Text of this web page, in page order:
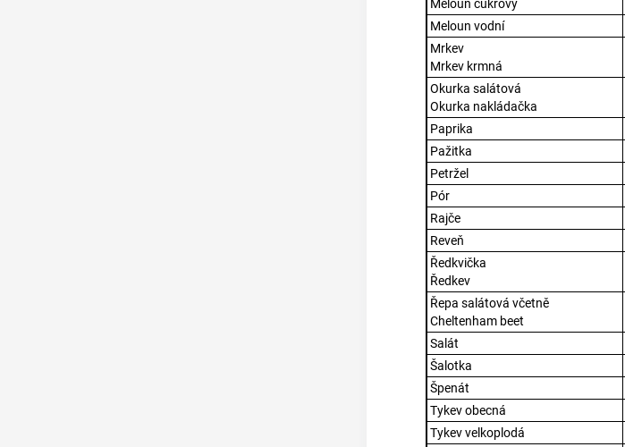
Meloun cukrový
Meloun vodní
Mrkev
Mrkev krmná
Okurka salátová
Okurka nakládačka
Paprika
Pažitka
Petržel
Pór
Rajče
Reveň
Ředkvička
Ředkev
Řepa salátová včetně
Cheltenham beet
Salát
Šalotka
Špenát
Tykev obecná
Tykev velkoplodá